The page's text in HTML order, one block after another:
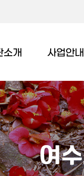
소개 사업안내